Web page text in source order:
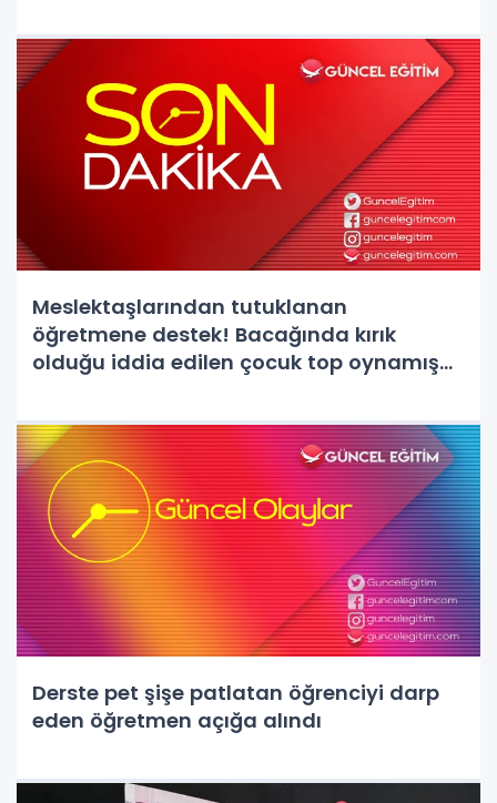
Meslektaşlarından tutuklanan
öğretmene destek! Bacağında kırık
olduğu iddia edilen çocuk top oynamış...
Derste pet şişe patlatan öğrenciyi darp
eden öğretmen açığa alındı